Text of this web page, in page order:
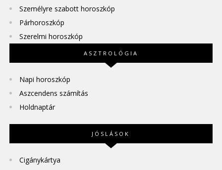
Személyre szabott horoszkóp
Párhoroszkóp
Szerelmi horoszkóp
ASZTROLÓGIA
Napi horoszkóp
Aszcendens számítás
Holdnaptár
JÓSLÁSOK
Cigánykártya